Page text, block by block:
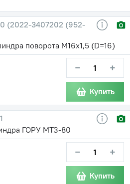
(2022-3407202 (952-
поворота М16х1,5 (D=16)
− +
Купить
ГОРУ МТЗ-80
− +
Купить